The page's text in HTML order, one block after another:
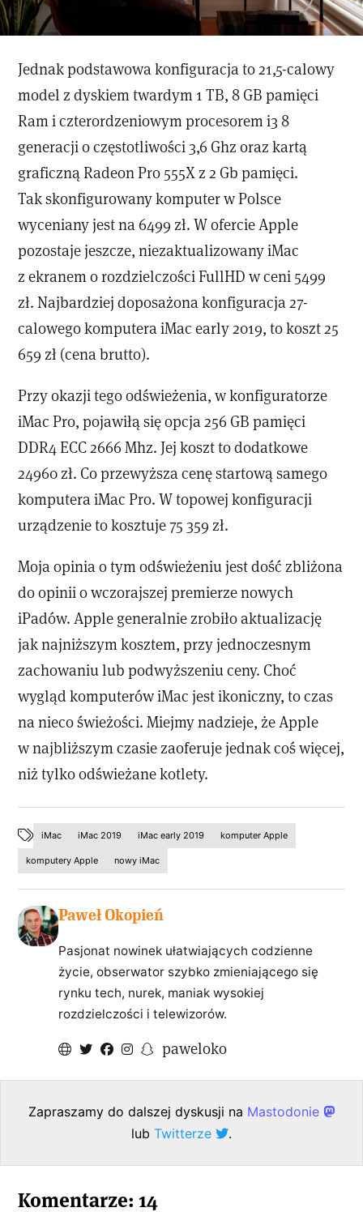
Jednak podstawowa konfiguracja to 21,5-calowy
model z dyskiem twardym 1 TB, 8 GB pamięci
Ram i czterordzeniowym procesorem i3 8
generacji o częstotliwości 3,6 Ghz oraz kartą
graficzną Radeon Pro 555X z 2 Gb pamięci.
Tak skonfigurowany komputer w Polsce
wyceniany jest na 6499 zł. W ofercie Apple
pozostaje jeszcze, niezaktualizowany iMac
z ekranem o rozdzielczości FullHD w ceni 5499
zł. Najbardziej doposażona konfiguracja 27-
calowego komputera iMac early 2019, to koszt 25
659 zł (cena brutto).
Przy okazji tego odświeżenia, w konfiguratorze
iMac Pro, pojawiłą się opcja 256 GB pamięci
DDR4 ECC 2666 Mhz. Jej koszt to dodatkowe
24960 zł. Co przewyższa cenę startową samego
komputera iMac Pro. W topowej konfiguracji
urządzenie to kosztuje 75 359 zł.
Moja opinia o tym odświeżeniu jest dość zbliżona
do opinii o wczorajszej premierze nowych
iPadów. Apple generalnie zrobiło aktualizację
jak najniższym kosztem, przy jednoczesnym
zachowaniu lub podwyższeniu ceny. Choć
wygląd komputerów iMac jest ikoniczny, to czas
na nieco świeżości. Miejmy nadzieje, że Apple
w najbliższym czasie zaoferuje jednak coś więcej,
niż tylko odświeżane kotlety.
iMac iMac 2019 iMac early 2019 komputer Apple
komputery Apple nowy iMac
Paweł Okopień
Pasjonat nowinek ułatwiających codzienne
życie, obserwator szybko zmieniającego się
rynku tech, nurek, maniak wysokiej
rozdzielczości i telewizorów.
paweloko
Zapraszamy do dalszej dyskusji na Mastodonie
lub Twitterze .
Komentarze: 14